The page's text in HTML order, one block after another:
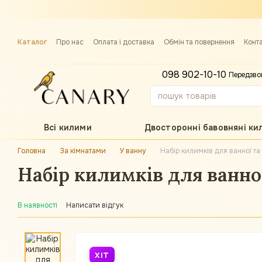
Каталог Про нас Оплата і доставка Обмін та повернення
098 902-10-10
Всі килими Двосторонні бавовняні
Головна За кімнатами У ванну Набір килимків для ванної
Набір килимків для
В наявності Написати відгук
ХІТ